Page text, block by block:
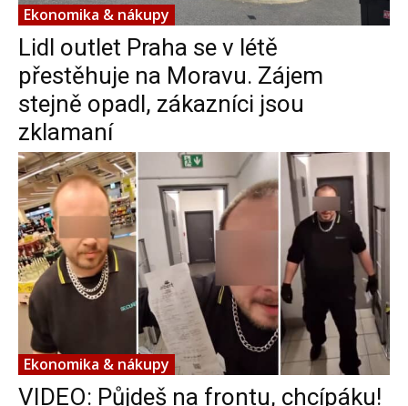
Ekonomika & nákupy
Lidl outlet Praha se v létě
přestěhuje na Moravu. Zájem
stejně opadl, zákazníci jsou
zklamaní
Ekonomika & nákupy
VIDEO: Půjdeš na frontu, chcípáku!